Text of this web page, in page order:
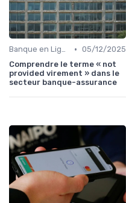
Banque en Ligne et Mobile • 05/12/2025
Comprendre le terme « not
provided virement » dans le
secteur banque-assurance